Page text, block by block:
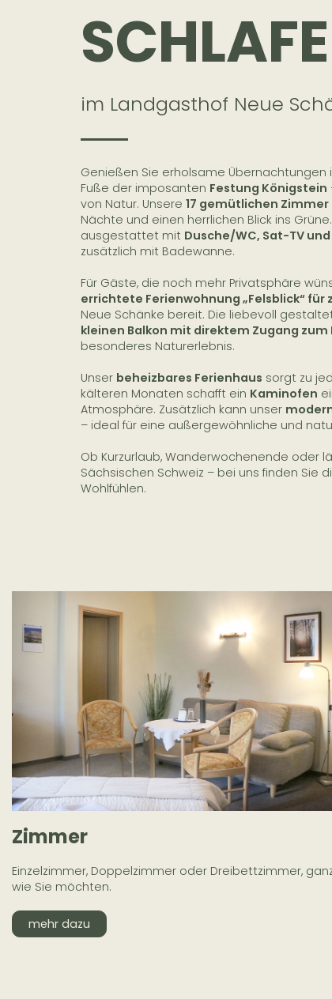
im Landgasthof Neue
Genießen Sie erholsame
Fuße der imposanten Festung Königstein
von Natur. Unsere 17 gemütlichen Zimmer
Nächte und einen herrlichen Blick ins
ausgestattet mit Dusche/WC, Sat-TV
zusätzlich mit Badewanne.
Für Gäste, die noch mehr Privatsphäre
errichtete Ferienwohnung „Felsblick“ für
Neue Schänke bereit. Die liebevoll
kleinen Balkon mit direktem Zugang zum
besonderes Naturerlebnis.
Unser beheizbares Ferienhaus sorgt zu
kälteren Monaten schafft ein Kaminofen
Atmosphäre. Zusätzlich kann unser
– ideal für eine außergewöhnliche und
Ob Kurzurlaub, Wanderwochenende oder
Sächsischen Schweiz – bei uns finden Sie
Wohlfühlen.
Zimmer
Einzelzimmer, Doppelzimmer oder Dreibettzimmer,
wie Sie möchten.
mehr dazu